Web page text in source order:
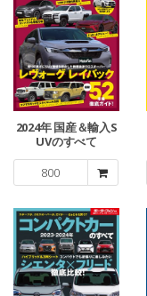
2024年 国産＆輸入S
UVのすべて
800